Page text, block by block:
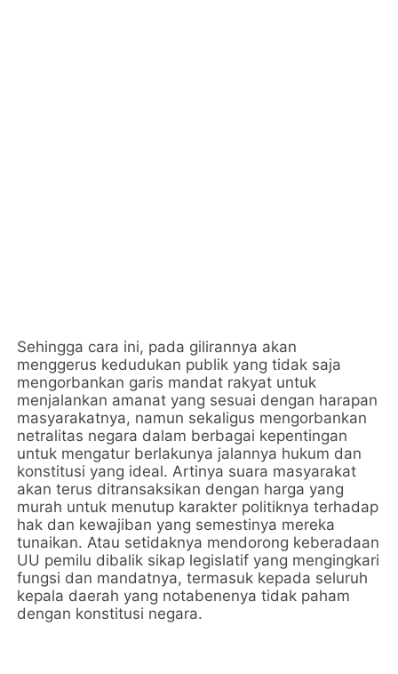
Sehingga cara ini, pada gilirannya akan
menggerus kedudukan publik yang tidak saja
mengorbankan garis mandat rakyat untuk
menjalankan amanat yang sesuai dengan harapan
masyarakatnya, namun sekaligus mengorbankan
netralitas negara dalam berbagai kepentingan
untuk mengatur berlakunya jalannya hukum dan
konstitusi yang ideal. Artinya suara masyarakat
akan terus ditransaksikan dengan harga yang
murah untuk menutup karakter politiknya terhadap
hak dan kewajiban yang semestinya mereka
tunaikan. Atau setidaknya mendorong keberadaan
UU pemilu dibalik sikap legislatif yang mengingkari
fungsi dan mandatnya, termasuk kepada seluruh
kepala daerah yang notabenenya tidak paham
dengan konstitusi negara.